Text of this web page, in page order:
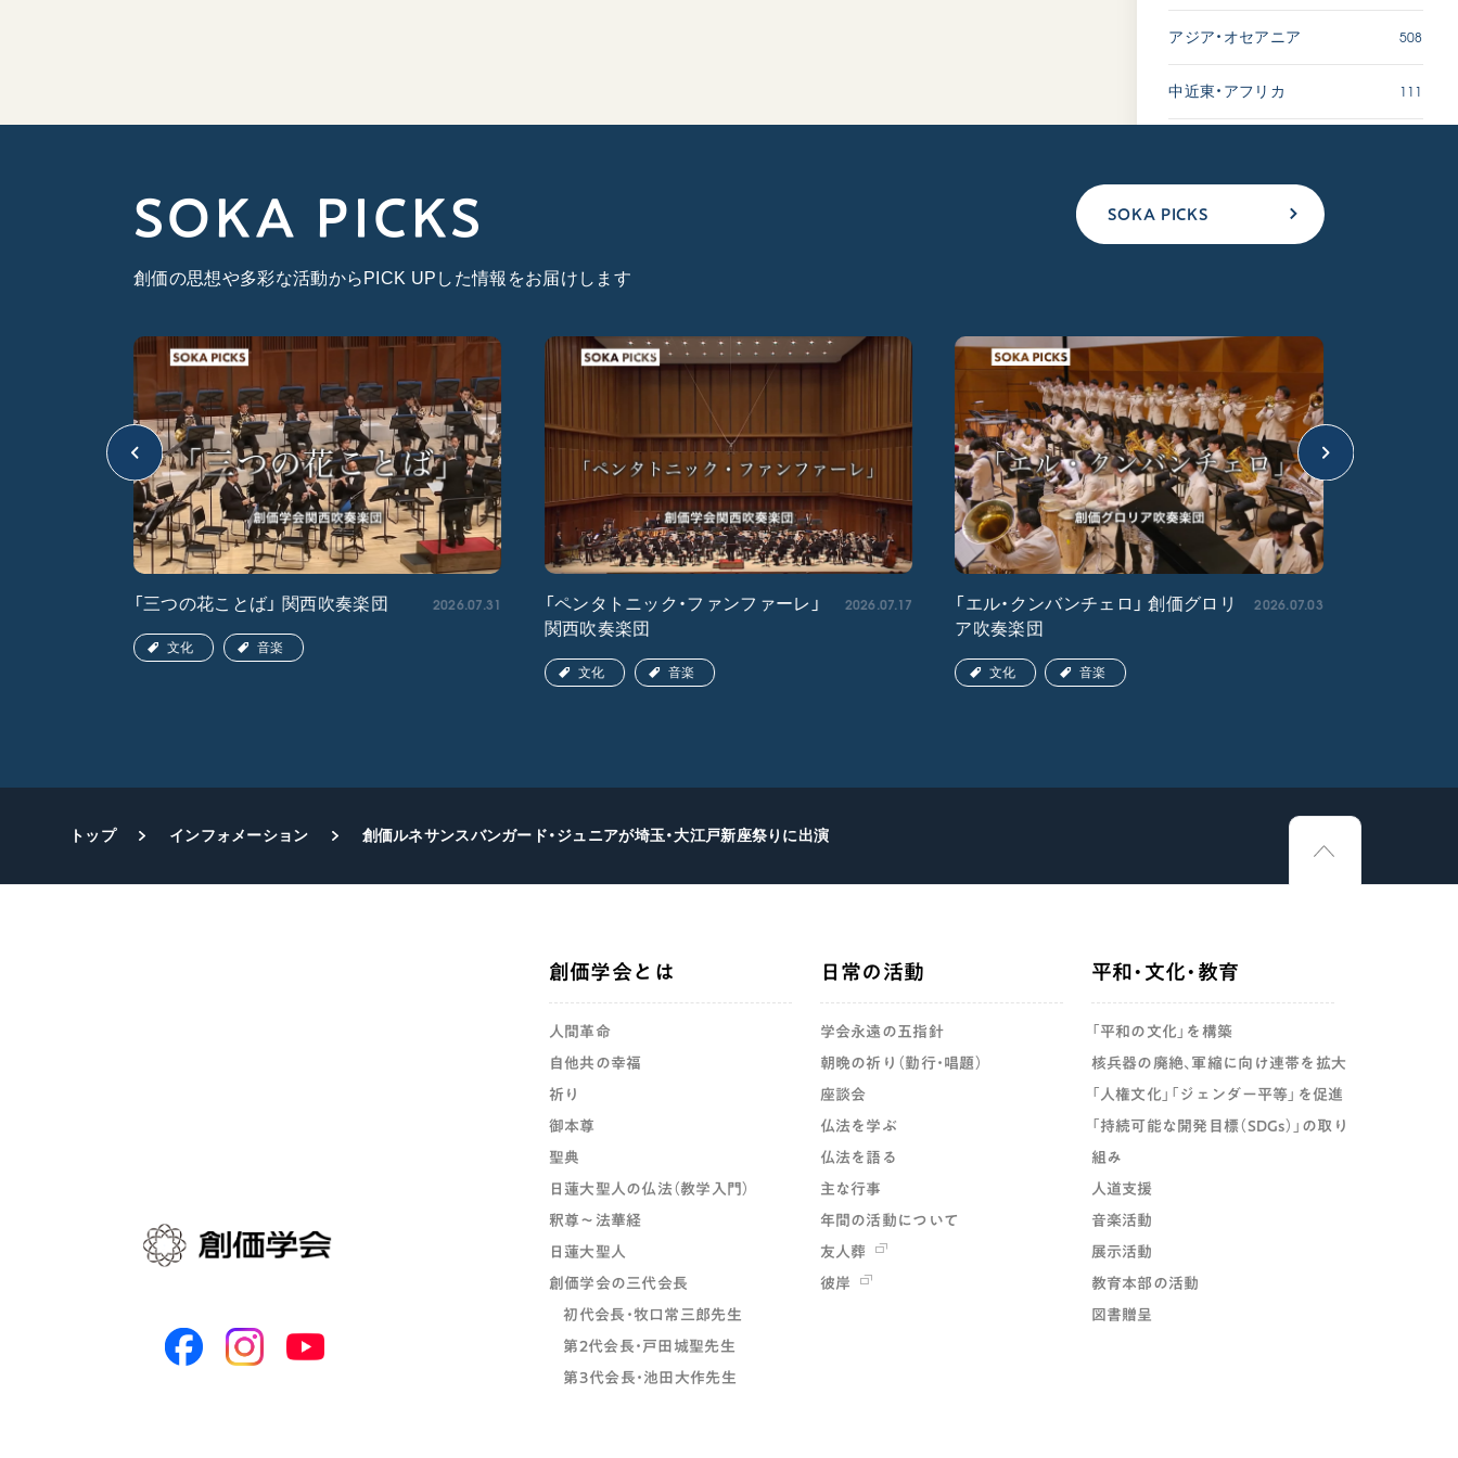
アジア・オセアニア 508
中近東・アフリカ 111
SOKA PICKS
創価の思想や多彩な活動からPICK UPした情報をお届けします
SOKA PICKS
「三つの花ことば」 関西吹奏楽団 2026.07.31
文化 音楽
「ペンタトニック・ファンファーレ」
関西吹奏楽団
2026.07.17
文化 音楽
「エル・クンバンチェロ」 創価グロリ
ア吹奏楽団
2026.07.03
文化 音楽
トップ インフォメーション 創価ルネサンスバンガード・ジュニアが埼玉・大江戸新座祭りに出演
創価学会とは
人間革命
自他共の幸福
祈り
御本尊
聖典
日蓮大聖人の仏法（教学入門）
釈尊～法華経
日蓮大聖人
創価学会の三代会長
初代会長・牧口常三郎先生
第2代会長・戸田城聖先生
第3代会長・池田大作先生
日常の活動
学会永遠の五指針
朝晩の祈り（勤行・唱題）
座談会
仏法を学ぶ
仏法を語る
主な行事
年間の活動について
友人葬
彼岸
平和・文化・教育
「平和の文化」を構築
核兵器の廃絶、軍縮に向け連帯を拡大
「人権文化」「ジェンダー平等」を促進
「持続可能な開発目標（SDGs）」の取り
組み
人道支援
音楽活動
展示活動
教育本部の活動
図書贈呈